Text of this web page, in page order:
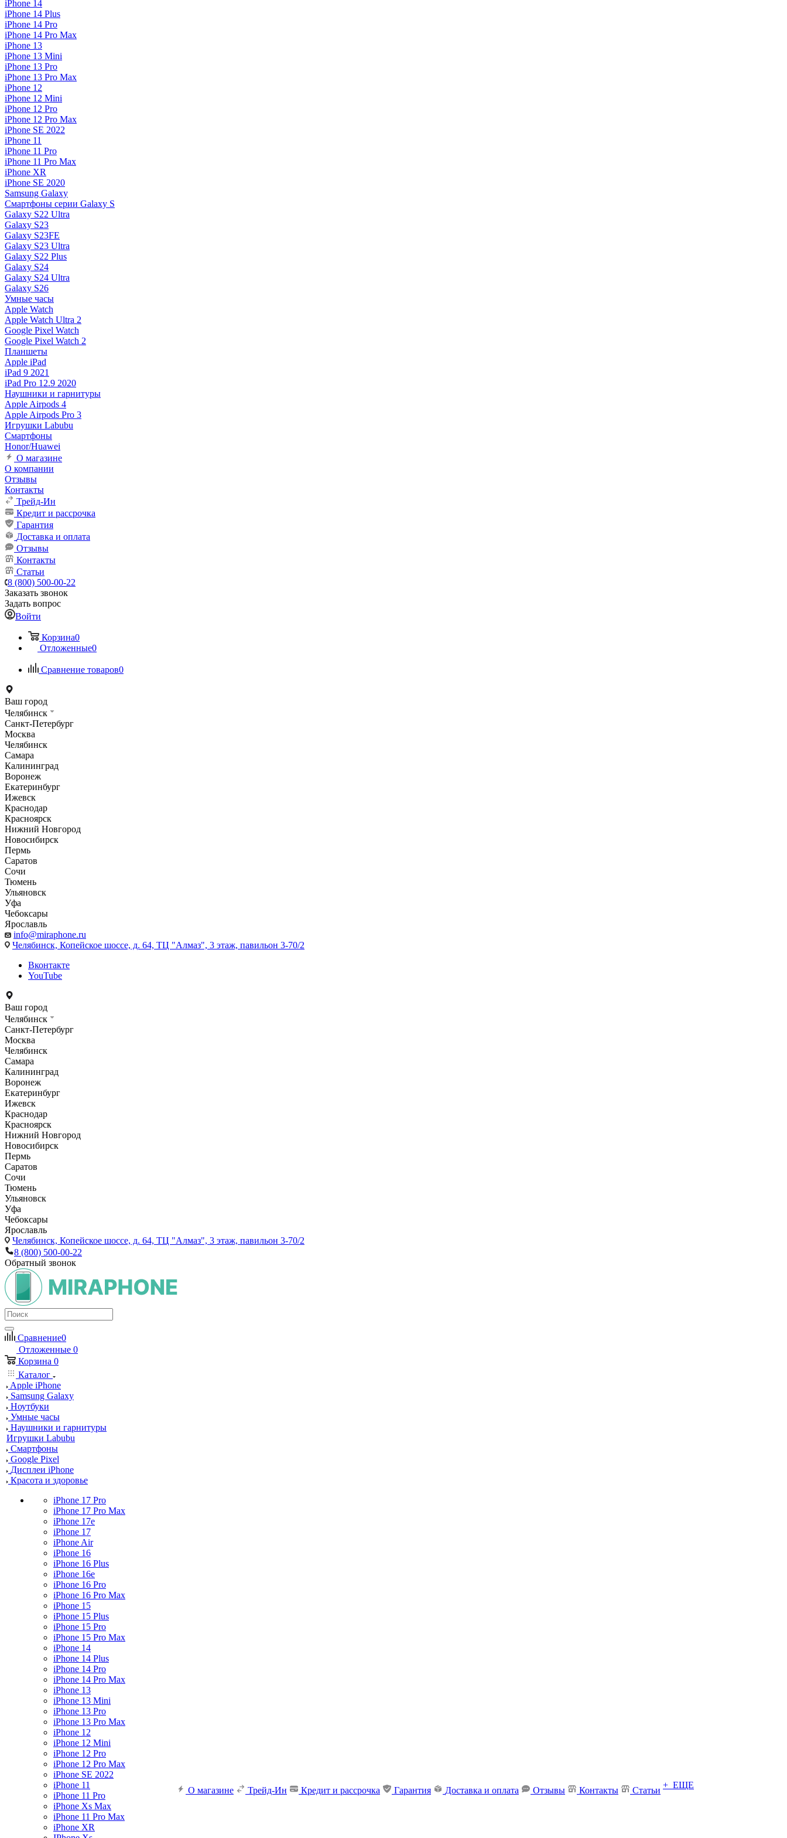
iPhone 14
iPhone 14 Plus
iPhone 14 Pro
iPhone 14 Pro Max
iPhone 13
iPhone 13 Mini
iPhone 13 Pro
iPhone 13 Pro Max
iPhone 12
iPhone 12 Mini
iPhone 12 Pro
iPhone 12 Pro Max
iPhone SE 2022
iPhone 11
iPhone 11 Pro
iPhone 11 Pro Max
iPhone XR
iPhone SE 2020
Samsung Galaxy
Смартфоны серии Galaxy S
Galaxy S22 Ultra
Galaxy S23
Galaxy S23FE
Galaxy S23 Ultra
Galaxy S22 Plus
Galaxy S24
Galaxy S24 Ultra
Galaxy S26
Умные часы
Apple Watch
Apple Watch Ultra 2
Google Pixel Watch
Google Pixel Watch 2
Планшеты
Apple iPad
iPad 9 2021
iPad Pro 12.9 2020
Наушники и гарнитуры
Apple Airpods 4
Apple Airpods Pro 3
Игрушки Labubu
Смартфоны
Honor/Huawei
О магазине
О компании
Отзывы
Контакты
Трейд-Ин
Кредит и рассрочка
Гарантия
Доставка и оплата
Отзывы
Контакты
Статьи
8 (800) 500-00-22
Заказать звонок
Задать вопрос
Войти
Корзина0
Отложенные0
Сравнение товаров0
Ваш город
Челябинск
Санкт-Петербург
Москва
Челябинск
Самара
Калининград
Воронеж
Екатеринбург
Ижевск
Краснодар
Красноярск
Нижний Новгород
Новосибирск
Пермь
Саратов
Сочи
Тюмень
Ульяновск
Уфа
Чебоксары
Ярославль
info@miraphone.ru
Челябинск, Копейское шоссе, д. 64, ТЦ "Алмаз", 3 этаж, павильон 3-70/2
Вконтакте
YouTube
Ваш город
Челябинск
Санкт-Петербург
Москва
Челябинск
Самара
Калининград
Воронеж
Екатеринбург
Ижевск
Краснодар
Красноярск
Нижний Новгород
Новосибирск
Пермь
Саратов
Сочи
Тюмень
Ульяновск
Уфа
Чебоксары
Ярославль
Челябинск, Копейское шоссе, д. 64, ТЦ "Алмаз", 3 этаж, павильон 3-70/2
8 (800) 500-00-22
Обратный звонок
Сравнение0
Отложенные 0
Корзина 0
Каталог
Apple iPhone
Samsung Galaxy
Ноутбуки
Умные часы
Наушники и гарнитуры
Игрушки Labubu
Смартфоны
Google Pixel
Дисплеи iPhone
Красота и здоровье
iPhone 17 Pro
iPhone 17 Pro Max
iPhone 17e
iPhone 17
iPhone Air
iPhone 16
iPhone 16 Plus
iPhone 16e
iPhone 16 Pro
iPhone 16 Pro Max
iPhone 15
iPhone 15 Plus
iPhone 15 Pro
iPhone 15 Pro Max
iPhone 14
iPhone 14 Plus
iPhone 14 Pro
iPhone 14 Pro Max
iPhone 13
iPhone 13 Mini
iPhone 13 Pro
iPhone 13 Pro Max
iPhone 12
iPhone 12 Mini
iPhone 12 Pro
iPhone 12 Pro Max
iPhone SE 2022
iPhone 11
iPhone 11 Pro
iPhone Xs Max
iPhone 11 Pro Max
iPhone XR
О магазине Трейд-Ин Кредит и рассрочка Гарантия Доставка и оплата Отзывы Контакты Статьи
+ ЕЩЕ